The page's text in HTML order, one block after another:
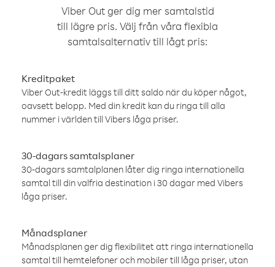
Viber Out ger dig mer samtalstid
till lägre pris. Välj från våra flexibla
samtalsalternativ till lågt pris:
Kreditpaket
Viber Out-kredit läggs till ditt saldo när du köper något,
oavsett belopp. Med din kredit kan du ringa till alla
nummer i världen till Vibers låga priser.
30-dagars samtalsplaner
30-dagars samtalplanen låter dig ringa internationella
samtal till din valfria destination i 30 dagar med Vibers
låga priser.
Månadsplaner
Månadsplanen ger dig flexibilitet att ringa internationella
samtal till hemtelefoner och mobiler till låga priser, utan